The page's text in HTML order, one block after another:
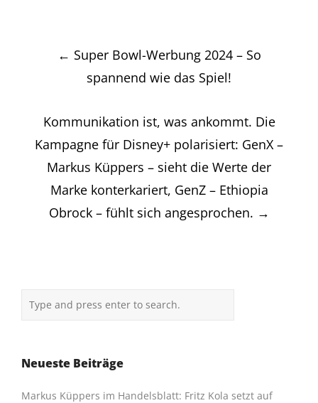
navigation
← Super Bowl-Werbung 2024 – So
spannend wie das Spiel!
Kommunikation ist, was ankommt. Die
Kampagne für Disney+ polarisiert: GenX –
Markus Küppers – sieht die Werte der
Marke konterkariert, GenZ – Ethiopia
Obrock – fühlt sich angesprochen. →
Neueste Beiträge
Markus Küppers im Handelsblatt: Fritz Kola setzt auf